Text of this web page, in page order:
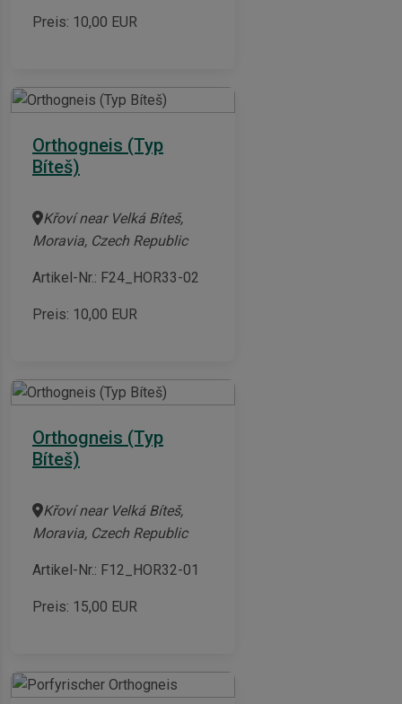
Preis: 10,00 EUR
Orthogneis (Typ
Bíteš)
Křoví near Velká Bíteš,
Moravia, Czech Republic
Artikel-Nr.: F24_HOR33-02
Preis: 10,00 EUR
Orthogneis (Typ
Bíteš)
Křoví near Velká Bíteš,
Moravia, Czech Republic
Artikel-Nr.: F12_HOR32-01
Preis: 15,00 EUR